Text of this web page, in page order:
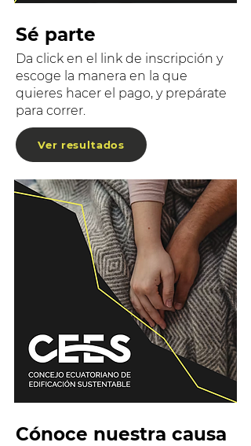
Sé parte
Da click en el link de inscripción y
escoge la manera en la que
quieres hacer el pago, y prepárate
para correr.
Ver resultados
Cónoce nuestra causa